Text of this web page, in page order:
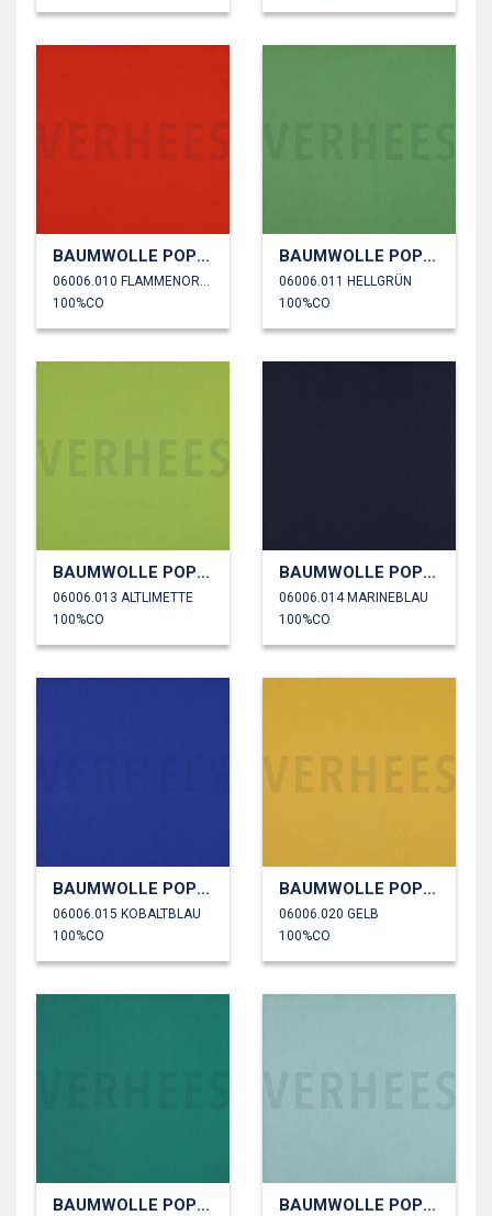
BAUMWOLLE POPELINE
100%CO
BAUMWOLLE POPELINE
06006.011 HELLGRÜN
100%CO
BAUMWOLLE POPELINE
06006.013 ALTLIMETTE
100%CO
BAUMWOLLE POPELINE
06006.014 MARINEBLAU
100%CO
BAUMWOLLE POPELINE
06006.015 KOBALTBLAU
100%CO
BAUMWOLLE POPELINE
06006.020 GELB
100%CO
BAUMWOLLE POPELINE BAUMWOLLE POPELINE